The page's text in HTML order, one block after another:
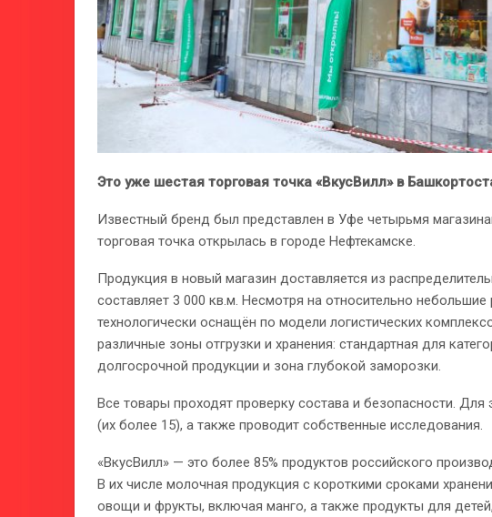
Это уже шестая торговая точка «ВкусВилл» в
Известный бренд был представлен в Уфе четырьмя
торговая точка открылась в городе Нефтекамске.
Продукция в новый магазин доставляется из
составляет 3 000 кв.м. Несмотря на относительно
технологически оснащён по модели логистических
различные зоны отгрузки и хранения: стандартная для
долгосрочной продукции и зона глубокой заморозки.
Все товары проходят проверку состава и безопасности.
(их более 15), а также проводит собственные исследования.
«ВкусВилл» — это более 85% продуктов российского
В их числе молочная продукция с короткими сроками
овощи и фрукты, включая манго, а также продукты для